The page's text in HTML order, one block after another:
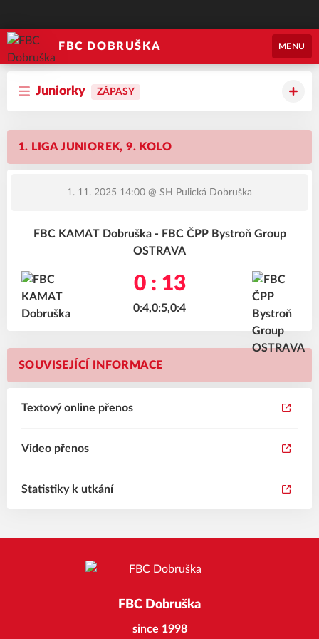
FBC DOBRUŠKA MENU
Juniorky ZÁPASY
1. LIGA JUNIOREK, 9. KOLO
1. 11. 2025 14:00 @ SH Pulická Dobruška
FBC KAMAT Dobruška - FBC ČPP Bystroň Group
OSTRAVA
0 : 13
0:4,0:5,0:4
SOUVISEJÍCÍ INFORMACE
Textový online přenos
Video přenos
Statistiky k utkání
FBC Dobruška
since 1998